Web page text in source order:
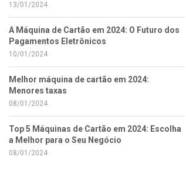
13/01/2024
A Máquina de Cartão em 2024: O Futuro dos
Pagamentos Eletrônicos
10/01/2024
Melhor máquina de cartão em 2024:
Menores taxas
08/01/2024
Top 5 Máquinas de Cartão em 2024: Escolha
a Melhor para o Seu Negócio
08/01/2024